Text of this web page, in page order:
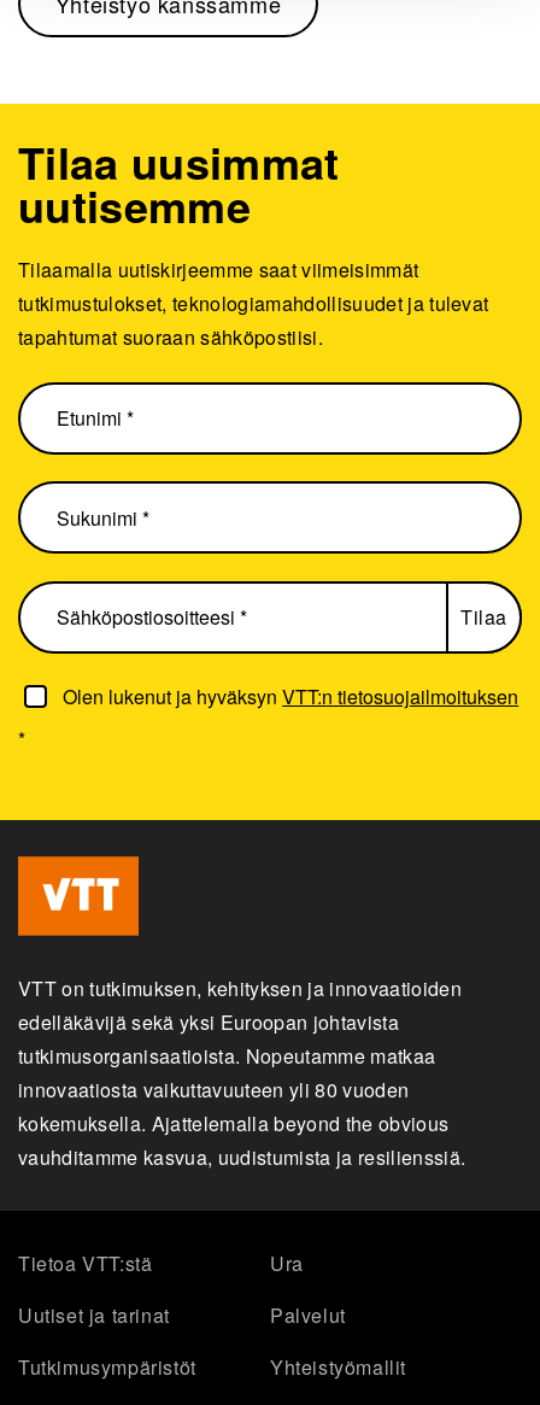
Olen lukenut ja hyväksynVTT:n tietosuojailmoituksen
*
Tilaa uusimmat
uutisemme
Tilaamalla uutiskirjeemme saat viimeisimmät
tutkimustulokset, teknologiamahdollisuudet ja tulevat
tapahtumat suoraan sähköpostiisi.
VTT on tutkimuksen, kehityksen ja innovaatioiden
edelläkävijä sekä yksi Euroopan johtavista
tutkimusorganisaatioista. Nopeutamme matkaa
innovaatiosta vaikuttavuuteen yli 80 vuoden
kokemuksella. Ajattelemalla beyond the obvious
vauhditamme kasvua, uudistumista ja resilienssiä.
Tietoa VTT:stä
Ura
Uutiset ja tarinat
Palvelut
Tutkimusympäristöt
Yhteistyömallit